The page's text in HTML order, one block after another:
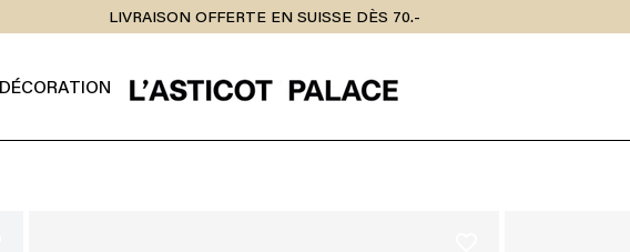
LIVRAISON OFFERTE EN SUISSE DÈS 70.-
DÉCORATION